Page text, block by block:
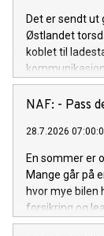
Det er sendt
Østlandet
koblet til
NAF: - Pass
28.7.2026
En sommer er
Mange går på
hvor mye bilen
forsikring og